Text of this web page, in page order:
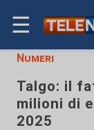
☰
Numeri
Talgo: il
milioni di
2025